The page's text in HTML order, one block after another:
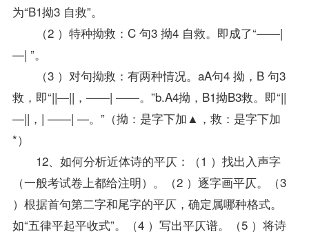
为“B1拗3 自救”。
（2 ）特种拗救：C 句3 拗4 自救。即成了“——|
—| ”。
（3 ）对句拗救：有两种情况。aA句4 拗，B 句3
救，即“||—||，——| ——。”b.A4拗，B1拗B3救。即“||
—||，| ——| —。”（拗：是字下加▲，救：是字下加
*）
12、如何分析近体诗的平仄：（1 ）找出入声字
（一般考试卷上都给注明）。（2 ）逐字画平仄。（3
）根据首句第二字和尾字的平仄，确定属哪种格式。
如“五律平起平收式”。（4 ）写出平仄谱。（5 ）将诗